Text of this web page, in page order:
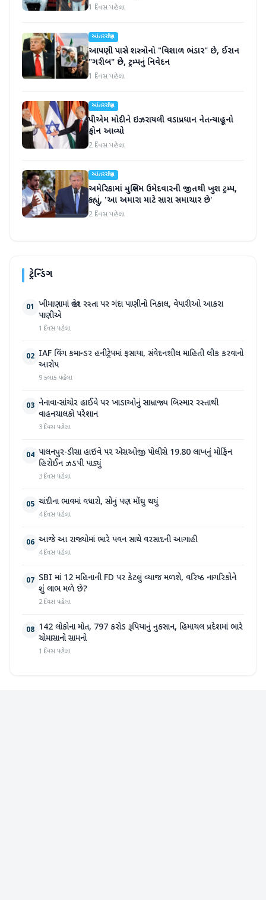
1 દિવસ પહેલા
આંતરરાષ્ટ્રીય
આપણી પાસે શસ્ત્રોનો "વિશાળ ભંડાર" છે, ઈરાન
"ગરીબ" છે, ટ્રમ્પનું નિવેદન
1 દિવસ પહેલા
આંતરરાષ્ટ્રીય
પીએમ મોદીને ઇઝરાયલી વડાપ્રધાન નેતન્યાહૂનો
ફોન આવ્યો
2 દિવસ પહેલા
આંતરરાષ્ટ્રીય
અમેરિકામાં મુસ્લિમ ઉમેદવારની જીતથી ખુશ ટ્રમ્પ,
કહ્યું, 'આ અમારા માટે સારા સમાચાર છે'
2 દિવસ પહેલા
ટ્રેન્ડિંગ
01 ખીમાણામાં જાહેર રસ્તા પર ગંદા પાણીનો નિકાલ, વેપારીઓ આકરા
પાણીએ
1 દિવસ પહેલા
02 IAF વિંગ કમાન્ડર હનીટ્રેપમાં ફસાયા, સંવેદનશીલ માહિતી લીક કરવાનો
આરોપ
9 કલાક પહેલા
03 નેનાવા-સાંચોર હાઈવે પર ખાડાઓનું સામ્રાજ્ય બિસ્માર રસ્તાથી
વાહનચાલકો પરેશાન
3 દિવસ પહેલા
04 પાલનપુર-ડીસા હાઇવે પર એસઓજી પોલીસે 19.80 લાખનું મોર્ફિન
હિરોઈન ઝડપી પાડ્યું
3 દિવસ પહેલા
05 ચાંદીના ભાવમાં વધારો, સોનું પણ મોંઘુ થયું
4 દિવસ પહેલા
06 આજે આ રાજ્યોમાં ભારે પવન સાથે વરસાદની આગાહી
4 દિવસ પહેલા
07 SBI માં 12 મહિનાની FD પર કેટલું વ્યાજ મળશે, વરિષ્ઠ નાગરિકોને
શું લાભ મળે છે?
2 દિવસ પહેલા
08 142 લોકોના મોત, 797 કરોડ રૂપિયાનું નુકસાન, હિમાચલ પ્રદેશમાં ભારે
ચોમાસાનો સામનો
1 દિવસ પહેલા